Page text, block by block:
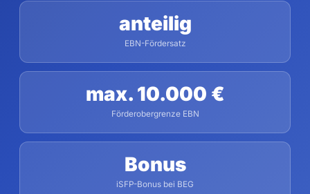
anteilig
EBN-Fördersatz
max. 10.000 €
Förderobergrenze EBN
Bonus
iSFP-Bonus bei BEG